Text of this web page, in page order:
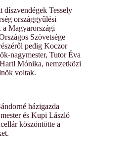
díszvendégek Tessely
országgyűlési
a Magyarországi
Szövetsége
pedig Koczor
nagymester, Tutor Éva
Mónika, nemzetközi
voltak.
házigazda
és Kupi László
köszöntötte a